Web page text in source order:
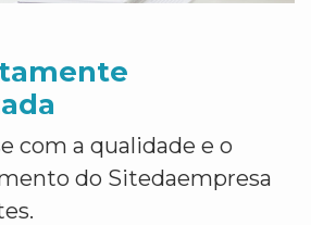
com a qualidade e o
do Sitedaempresa